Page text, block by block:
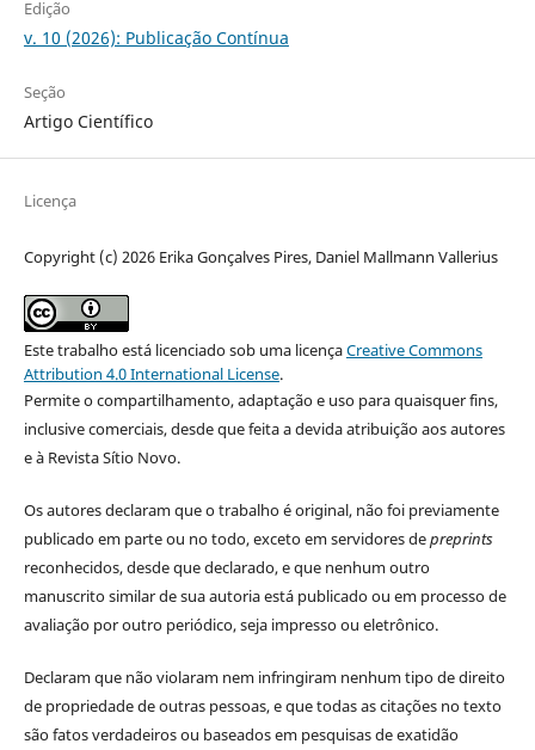
Edição
v. 10 (2026): Publicação Contínua
Seção
Artigo Científico
Licença
Copyright (c) 2026 Erika Gonçalves Pires, Daniel Mallmann Vallerius
Este trabalho está licenciado sob uma licençaCreative Commons
Attribution 4.0 International License.
Permite o compartilhamento, adaptação e uso para quaisquer fins,
inclusive comerciais, desde que feita a devida atribuição aos autores
e à Revista Sítio Novo.
Os autores declaram que o trabalho é original, não foi previamente
publicado em parte ou no todo, exceto em servidores depreprints
reconhecidos, desde que declarado, e que nenhum outro
manuscrito similar de sua autoria está publicado ou em processo de
avaliação por outro periódico, seja impresso ou eletrônico.
Declaram que não violaram nem infringiram nenhum tipo de direito
de propriedade de outras pessoas, e que todas as citações no texto
são fatos verdadeiros ou baseados em pesquisas de exatidão